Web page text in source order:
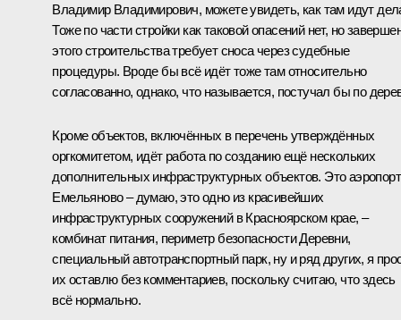
Владимир Владимирович, можете увидеть, как там идут
Тоже по части стройки как таковой опасений нет, но
этого строительства требует сноса через судебные
процедуры. Вроде бы всё идёт тоже там относительно
согласованно, однако, что называется, постучал бы по
Кроме объектов, включённых в перечень утверждённых
оргкомитетом, идёт работа по созданию ещё нескольких
дополнительных инфраструктурных объектов. Это аэропорт
Емельяново – думаю, это одно из красивейших
инфраструктурных сооружений в Красноярском крае, –
комбинат питания, периметр безопасности Деревни,
специальный автотранспортный парк, ну и ряд других, я
их оставлю без комментариев, поскольку считаю, что здесь
всё нормально.